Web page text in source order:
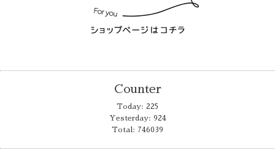
Counter
Today: 225
Yesterday: 924
Total: 746039